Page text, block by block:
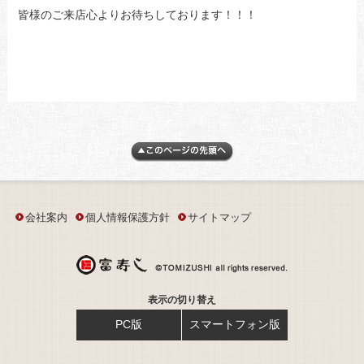
皆様のご来店心よりお待ちしております！！！
会社案内 個人情報保護方針 サイトマップ
表示の切り替え
PC版 スマートフォン版